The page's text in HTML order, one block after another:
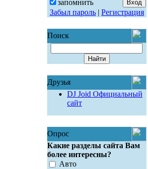
запомнить
Забыл пароль| Регистрация
Поиск
Друзья
DJ Joid Официальный
сайт
Опрос
Какие разделы сайта Вам
более интересны?
Авто